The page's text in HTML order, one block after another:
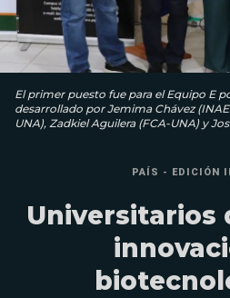
El primer puesto fue para el Equipo E
desarrollado por Jemima Chávez
UNA), Zadkiel Aguilera (FCA-UNA) y
PAÍS - EDICIÓN
Universitarios